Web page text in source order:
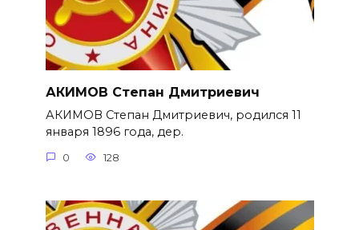
АКИМОВ Степан Дмитриевич
АКИМОВ Степан Дмитриевич, родился 11
января 1896 года, дер.
0 128